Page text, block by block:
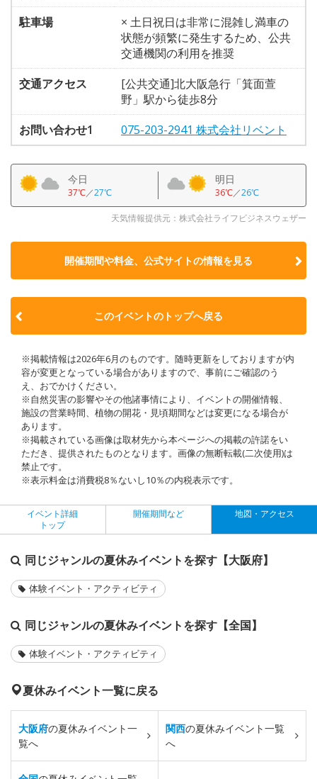
駐車場
× 土日祝日は非常に混雑し満車の
状態が頻繁に発生するため、公共
交通機関の利用を推奨
交通アクセス
[公共交通]北大阪急行「箕面萱
野」駅から徒歩8分
お問い合わせ1
075-203-2941 株式会社リベント
今日
37℃／27℃
明日
36℃／26℃
天気情報提供元：株式会社ライフビジネスウェザー
開催期間や料金、公式サイトの情報を見る
このイベントのトップへ戻る
※掲載情報は2026年6月のものです。随時更新をしておりますが内
容が変更となっている場合がありますので、事前にご確認のう
え、おでかけください。
※自然災害の影響やその他諸事情により、イベントの開催情報、
施設の営業時間、植物の開花・見頃期間などは変更になる場合が
あります。
※掲載されている画像は取材先から本ページへの掲載の許諾をい
ただき、提供されたものとなります。画像の無断転載(二次使用)は
禁止です。
※表示料金は消費税8％ないし10％の内税表示です。
イベント詳細
トップ
開催期間など 地図・アクセス
同じジャンルの夏休みイベントを探す【大阪府】
体験イベント・アクティビティ
同じジャンルの夏休みイベントを探す【全国】
体験イベント・アクティビティ
夏休みイベント一覧に戻る
大阪府の夏休みイベント一
覧へ
関西の夏休みイベント一覧
へ